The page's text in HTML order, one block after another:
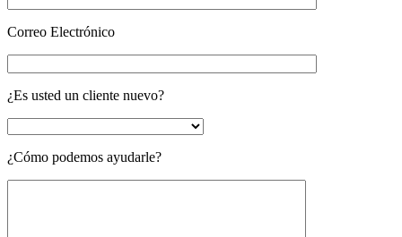
Correo Electrónico
¿Es usted un cliente nuevo?
¿Cómo podemos ayudarle?